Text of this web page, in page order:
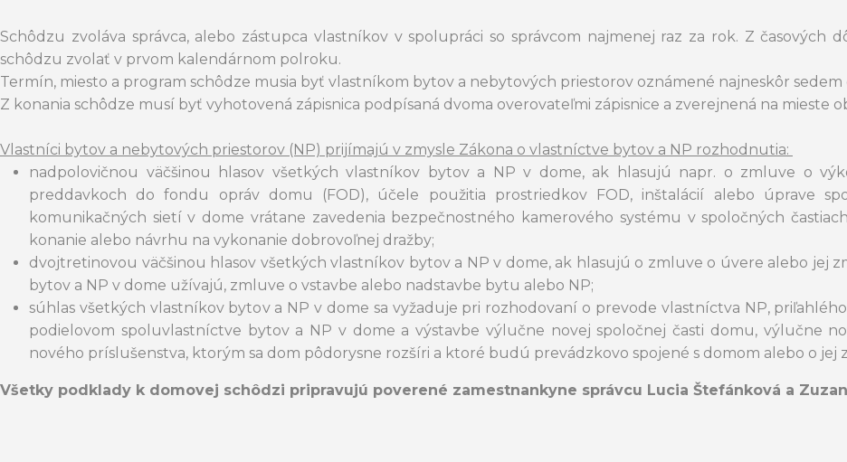
Schôdzu zvoláva správca, alebo zástupca vlastníkov v spolupráci so správcom najmenej raz za rok. Z
schôdzu zvolať v prvom kalendárnom polroku.
Termín, miesto a program schôdze musia byť vlastníkom bytov a nebytových priestorov oznámené najneskôr
Z konania schôdze musí byť vyhotovená zápisnica podpísaná dvoma overovateľmi zápisnice a zverejnená na
Vlastníci bytov a nebytových priestorov (NP) prijímajú v zmysle Zákona o vlastníctve bytov a NP rozhodnutia:
nadpolovičnou väčšinou hlasov všetkých vlastníkov bytov a NP v dome, ak hlasujú napr. o zmluve o
preddavkoch do fondu opráv domu (FOD), účele použitia prostriedkov FOD, inštalácií alebo úprave
komunikačných sietí v dome vrátane zavedenia bezpečnostného kamerového systému v spoločných
konanie alebo návrhu na vykonanie dobrovoľnej dražby;
dvojtretinovou väčšinou hlasov všetkých vlastníkov bytov a NP v dome, ak hlasujú o zmluve o úvere alebo jej
bytov a NP v dome užívajú, zmluve o vstavbe alebo nadstavbe bytu alebo NP;
súhlas všetkých vlastníkov bytov a NP v dome sa vyžaduje pri rozhodovaní o prevode vlastníctva NP,
podielovom spoluvlastníctve bytov a NP v dome a výstavbe výlučne novej spoločnej časti domu, výlučne
nového príslušenstva, ktorým sa dom pôdorysne rozšíri a ktoré budú prevádzkovo spojené s domom alebo o jej
Všetky podklady k domovej schôdzi pripravujú poverené zamestnankyne správcu Lucia Štefánková a